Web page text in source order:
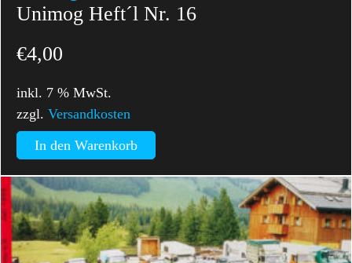
Unimog Heft´l Nr. 16
€4,00
inkl. 7 % MwSt.
zzgl.Versandkosten
In den Warenkorb